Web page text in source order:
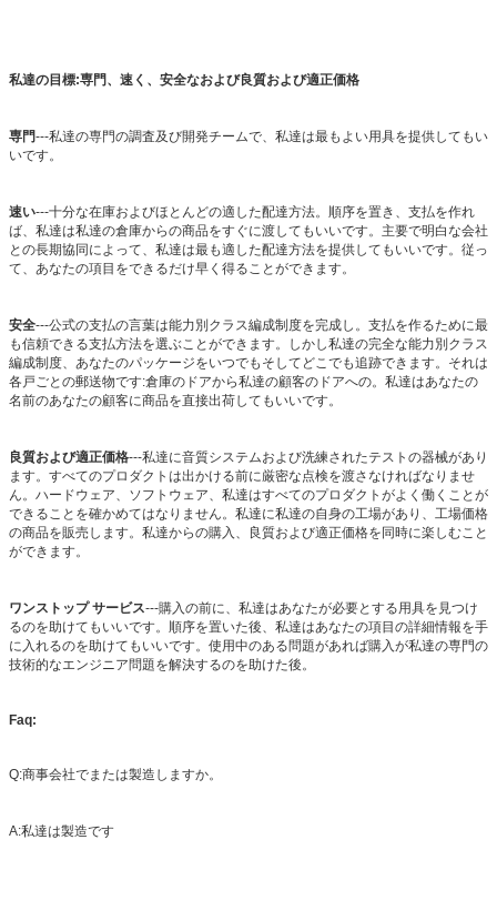
私達の目標:専門、速く、安全なおよび良質および適正価格
専門---私達の専門の調査及び開発チームで、私達は最もよい用具を提供してもい
いです。
速い---十分な在庫およびほとんどの適した配達方法。順序を置き、支払を作れ
ば、私達は私達の倉庫からの商品をすぐに渡してもいいです。主要で明白な会社
との長期協同によって、私達は最も適した配達方法を提供してもいいです。従っ
て、あなたの項目をできるだけ早く得ることができます。
安全---公式の支払の言葉は能力別クラス編成制度を完成し。支払を作るために最
も信頼できる支払方法を選ぶことができます。しかし私達の完全な能力別クラス
編成制度、あなたのパッケージをいつでもそしてどこでも追跡できます。それは
各戸ごとの郵送物です:倉庫のドアから私達の顧客のドアへの。私達はあなたの
名前のあなたの顧客に商品を直接出荷してもいいです。
良質および適正価格---私達に音質システムおよび洗練されたテストの器械があり
ます。すべてのプロダクトは出かける前に厳密な点検を渡さなければなりませ
ん。ハードウェア、ソフトウェア、私達はすべてのプロダクトがよく働くことが
できることを確かめてはなりません。私達に私達の自身の工場があり、工場価格
の商品を販売します。私達からの購入、良質および適正価格を同時に楽しむこと
ができます。
ワンストップ サービス---購入の前に、私達はあなたが必要とする用具を見つけ
るのを助けてもいいです。順序を置いた後、私達はあなたの項目の詳細情報を手
に入れるのを助けてもいいです。使用中のある問題があれば購入が私達の専門の
技術的なエンジニア問題を解決するのを助けた後。
Faq:
Q:商事会社でまたは製造しますか。
A:私達は製造です